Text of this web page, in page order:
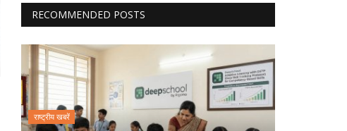
RECOMMENDED POSTS
राष्ट्रीय खबरें